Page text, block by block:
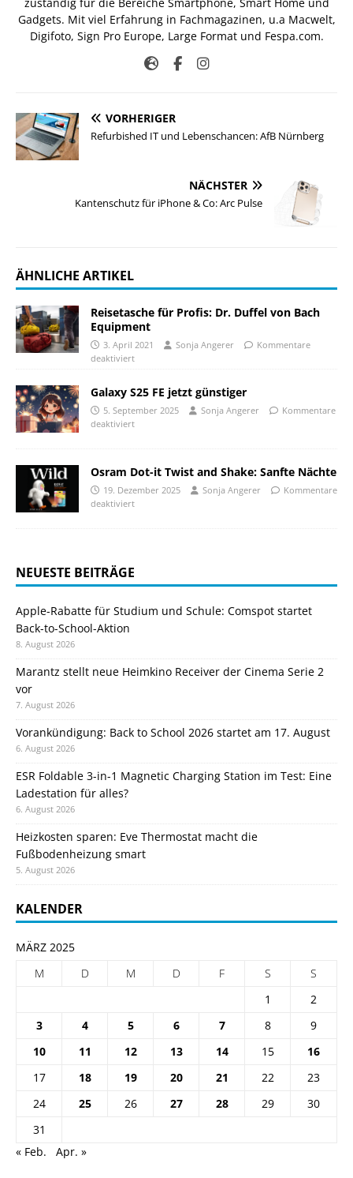
Gadgets. Mit viel Erfahrung in Fachmagazinen, u.a Macwelt,
Digifoto, Sign Pro Europe, Large Format und Fespa.com.
VORHERIGER
Refurbished IT und Lebenschancen: AfB Nürnberg
NÄCHSTER
Kantenschutz für iPhone & Co: Arc Pulse
ÄHNLICHE ARTIKEL
Reisetasche für Profis: Dr. Duffel von Bach
Equipment
3. April 2021 Sonja Angerer
Kommentare
deaktiviert
Galaxy S25 FE jetzt günstiger
5. September 2025 Sonja Angerer
Kommentare
deaktiviert
Osram Dot-it Twist and Shake: Sanfte Nächte
19. Dezember 2025 Sonja Angerer
Kommentare
deaktiviert
NEUESTE BEITRÄGE
Apple-Rabatte für Studium und Schule: Comspot startet
Back-to-School-Aktion
8. August 2026
Marantz stellt neue Heimkino Receiver der Cinema Serie 2
vor
7. August 2026
Vorankündigung: Back to School 2026 startet am 17. August
6. August 2026
ESR Foldable 3-in-1 Magnetic Charging Station im Test: Eine
Ladestation für alles?
6. August 2026
Heizkosten sparen: Eve Thermostat macht die
Fußbodenheizung smart
5. August 2026
KALENDER
MÄRZ 2025
M
D M D F S
S
1
2
3
4 5 6 7 8
9
10
11 12 13 14 15
16
17
18 19 20 21 22
23
24
25 26 27 28 29
30
31
« Feb.
Apr. »